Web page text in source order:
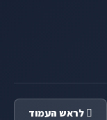
לראש העמוד